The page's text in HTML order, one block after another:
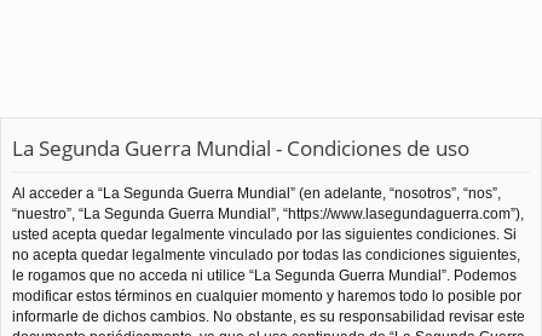
La Segunda Guerra Mundial - Condiciones de uso
Al acceder a “La Segunda Guerra Mundial” (en adelante, “nosotros”, “nos”,
“nuestro”, “La Segunda Guerra Mundial”, “https://www.lasegundaguerra.com”),
usted acepta quedar legalmente vinculado por las siguientes condiciones. Si
no acepta quedar legalmente vinculado por todas las condiciones siguientes,
le rogamos que no acceda ni utilice “La Segunda Guerra Mundial”. Podemos
modificar estos términos en cualquier momento y haremos todo lo posible por
informarle de dichos cambios. No obstante, es su responsabilidad revisar este